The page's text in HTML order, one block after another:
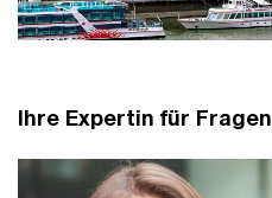
Ihre Expertin für Fragen